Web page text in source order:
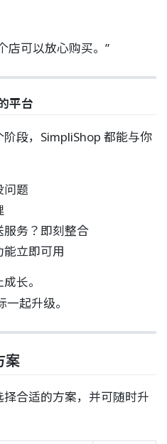
店可以放心购买。”
平台
段，SimpliShop 都能与你
问题
务？即刻整合
立即可用
长。
起升级。
案
合适的方案，并可随时升